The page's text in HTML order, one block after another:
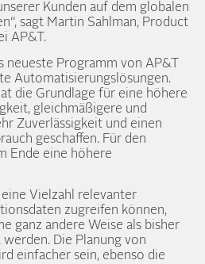
Kunden auf dem globalen
sagt Martin Sahlman, Product
AP&T.
neueste Programm von AP&T
Automatisierungslösungen.
die Grundlage für eine höhere
gleichmäßigere und
Zuverlässigkeit und einen
geschaffen. Für den
Ende eine höhere
eine Vielzahl relevanter
zugreifen können,
ganz andere Weise als bisher
Die Planung von
einfacher sein, ebenso die